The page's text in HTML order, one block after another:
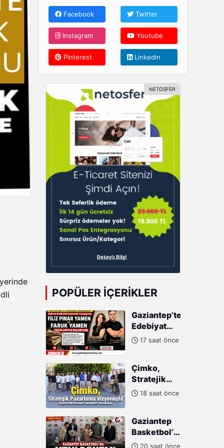
Facebook Twitter
Instagram Youtube
Pinterest Linkedin
POPÜLER İÇERIKLER
Gaziantep’te
Edebiyat
Buluşması:
Faruk
Yamen
Okurlarıyla
17 saat önce
Çimko,
Stratejik
Pazarlama
Kurumsal
Gelişimini
Destekliyor
18 saat önce
Gaziantep
Basketbol’da
Yeni20 saat önce